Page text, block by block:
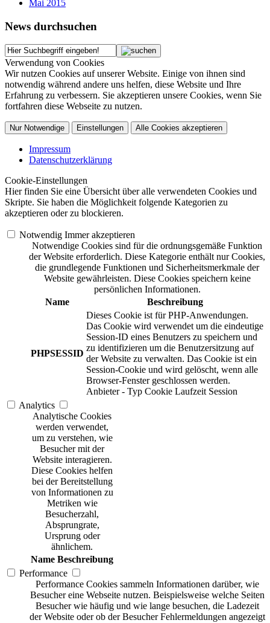
Mai 2015
News durchsuchen
Verwendung von Cookies
Wir nutzen Cookies auf unserer Website. Einige von ihnen sind
notwendig während andere uns helfen, diese Website und Ihre
Erfahrung zu verbessern. Sie akzeptieren unsere Cookies, wenn Sie
fortfahren diese Webseite zu nutzen.
Nur Notwendige Einstellungen Alle Cookies akzeptieren
Impressum
Datenschutzerklärung
Cookie-Einstellungen
Hier finden Sie eine Übersicht über alle verwendeten Cookies und
Skripte. Sie haben die Möglichkeit folgende Kategorien zu
akzeptieren oder zu blockieren.
Notwendig Immer akzeptieren
Notwendige Cookies sind für die ordnungsgemäße Funktion
der Website erforderlich. Diese Kategorie enthält nur Cookies,
die grundlegende Funktionen und Sicherheitsmerkmale der
Website gewährleisten. Diese Cookies speichern keine
persönlichen Informationen.
Name
Beschreibung
PHPSESSID
Dieses Cookie ist für PHP-Anwendungen.
Das Cookie wird verwendet um die eindeutige
Session-ID eines Benutzers zu speichern und
zu identifizieren um die Benutzersitzung auf
der Website zu verwalten. Das Cookie ist ein
Session-Cookie und wird gelöscht, wenn alle
Browser-Fenster geschlossen werden.
Anbieter - Typ Cookie Laufzeit Session
Analytics
Analytische Cookies
werden verwendet,
um zu verstehen, wie
Besucher mit der
Website interagieren.
Diese Cookies helfen
bei der Bereitstellung
von Informationen zu
Metriken wie
Besucherzahl,
Absprungrate,
Ursprung oder
ähnlichem.
Name Beschreibung
Performance
Performance Cookies sammeln Informationen darüber, wie
Besucher eine Webseite nutzen. Beispielsweise welche Seiten
Besucher wie häufig und wie lange besuchen, die Ladezeit
der Website oder ob der Besucher Fehlermeldungen angezeigt